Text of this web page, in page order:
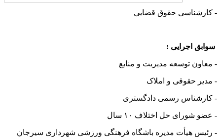
- کارشناسی حقوق قضایی
سوابق اجرایی :
- معاون توسعه مدیریت و منابع
- مدیر حقوقی و املاک
- کارشناس رسمی دادگستری
- عضو شورای حل اختلاف ۱۰ سال
- رئیس هیأت مدیره باشگاه فرهنگی ورزشی شهرداری سیرجان